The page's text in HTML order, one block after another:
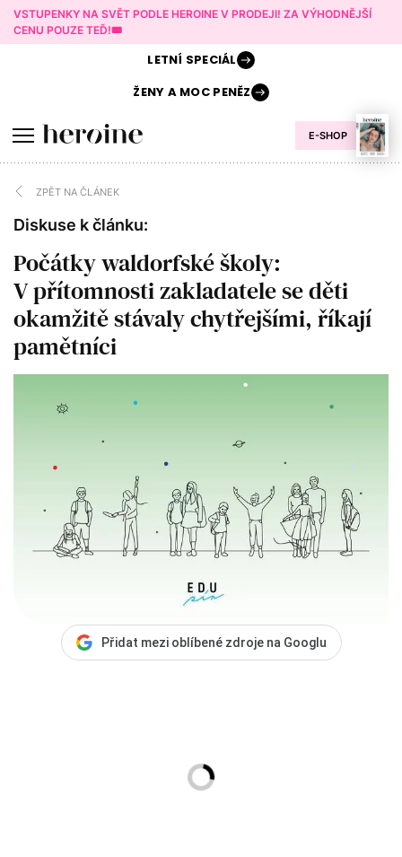
VSTUPENKY NA SVĚT PODLE HEROINE V PRODEJI! ZA VÝHODNĚJŠÍ
CENU POUZE TEĎ!🎟️
E-SHOP
LETNÍ SPECIÁL
ŽENY AMOC PENĚZ
ZPĚT NA ČLÁNEK
Diskuse k článku:
Počátky waldorfské školy:
V přítomnosti zakladatele se děti
okamžitě stávaly chytřejšími, říkají
pamětníci
Přidat mezi oblíbené zdroje na Googlu